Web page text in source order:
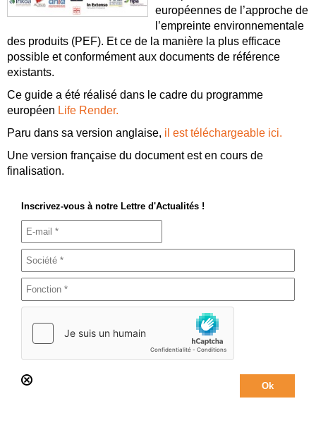
européennes de l’approche de
l’empreinte environnementale
des produits (PEF). Et ce de la manière la plus efficace
possible et conformément aux documents de référence
existants.
Ce guide a été réalisé dans le cadre du programme
européen Life Render.
Paru dans sa version anglaise, il est téléchargeable ici.
Une version française du document est en cours de
finalisation.
Inscrivez-vous à notre Lettre d'Actualités !